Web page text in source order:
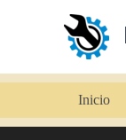
Inicio